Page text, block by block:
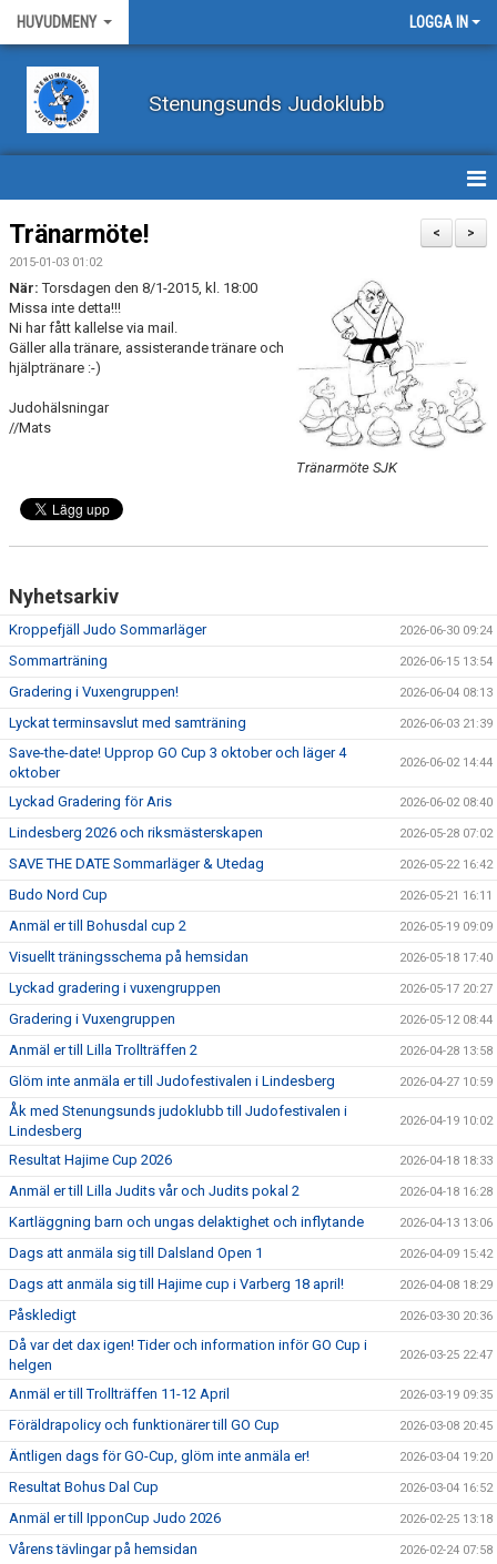
HUVUDMENY LOGGA IN
Stenungsunds Judoklubb
HEM
FÖRBUNDSNYHETER
BILDER
BÖRJA TRÄNA JUDO
BLI MEDLEM
>
<
Tränarmöte!
2015-01-03 01:02
Tränarmöte SJK
När: Torsdagen den 8/1-2015, kl. 18:00
Missa inte detta!!!
Ni har fått kallelse via mail.
Gäller alla tränare, assisterande tränare och
hjälptränare :-)
Judohälsningar
//Mats
Nyhetsarkiv
Kroppefjäll Judo Sommarläger 2026-06-30 09:24
Sommarträning 2026-06-15 13:54
Gradering i Vuxengruppen! 2026-06-04 08:13
Lyckat terminsavslut med samträning 2026-06-03 21:39
Save-the-date! Upprop GO Cup 3 oktober och läger 4
oktober
2026-06-02 14:44
Lyckad Gradering för Aris 2026-06-02 08:40
Lindesberg 2026 och riksmästerskapen 2026-05-28 07:02
SAVE THE DATE Sommarläger & Utedag 2026-05-22 16:42
Budo Nord Cup 2026-05-21 16:11
Anmäl er till Bohusdal cup 2 2026-05-19 09:09
Visuellt träningsschema på hemsidan 2026-05-18 17:40
Lyckad gradering i vuxengruppen 2026-05-17 20:27
Gradering i Vuxengruppen 2026-05-12 08:44
Anmäl er till Lilla Trollträffen 2 2026-04-28 13:58
Glöm inte anmäla er till Judofestivalen i Lindesberg 2026-04-27 10:59
Åk med Stenungsunds judoklubb till Judofestivalen i
Lindesberg
2026-04-19 10:02
Resultat Hajime Cup 2026 2026-04-18 18:33
Anmäl er till Lilla Judits vår och Judits pokal 2 2026-04-18 16:28
Kartläggning barn och ungas delaktighet och inflytande 2026-04-13 13:06
Dags att anmäla sig till Dalsland Open 1 2026-04-09 15:42
Dags att anmäla sig till Hajime cup i Varberg 18 april! 2026-04-08 18:29
Påskledigt 2026-03-30 20:36
Då var det dax igen! Tider och information inför GO Cup i
helgen
2026-03-25 22:47
Anmäl er till Trollträffen 11-12 April 2026-03-19 09:35
Föräldrapolicy och funktionärer till GO Cup 2026-03-08 20:45
Äntligen dags för GO-Cup, glöm inte anmäla er! 2026-03-04 19:20
Resultat Bohus Dal Cup 2026-03-04 16:52
Anmäl er till IpponCup Judo 2026 2026-02-25 13:18
Vårens tävlingar på hemsidan 2026-02-24 07:58